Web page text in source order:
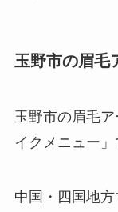
玉野市の眉毛
玉野市の眉毛
イクメニュー」
中国・四国地